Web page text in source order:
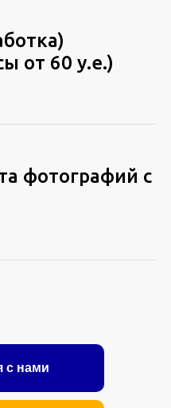
от 60 у.е.)
фотографий с
с нами